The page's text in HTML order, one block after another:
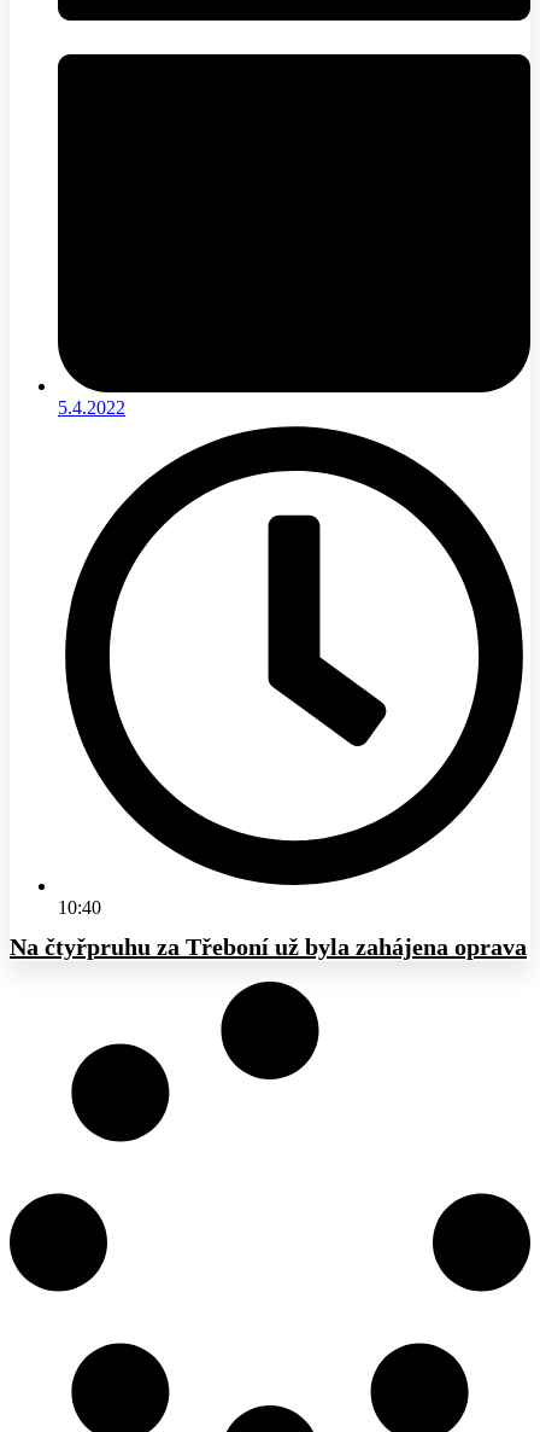
5.4.2022
10:40
Na čtyřpruhu za Třeboní už byla zahájena oprava